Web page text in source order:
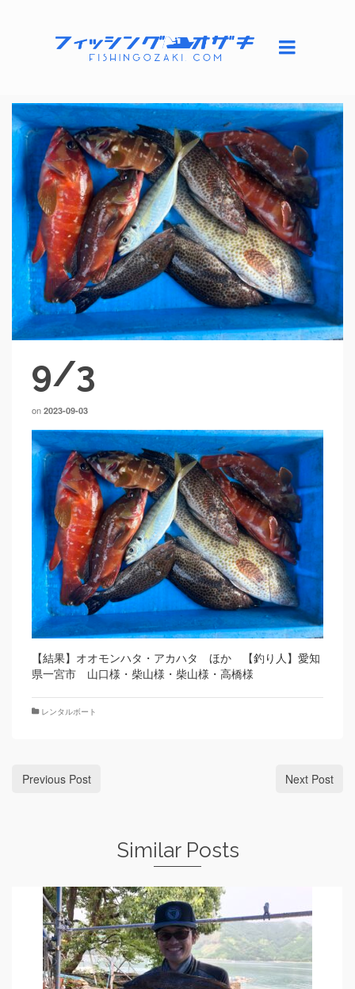
9/3
on 2023-09-03
【結果】オオモンハタ・アカハタ ほか 【釣り人】愛知
県一宮市 山口様・柴山様・柴山様・高橋様
レンタルボート
Previous Post Next Post
Similar Posts